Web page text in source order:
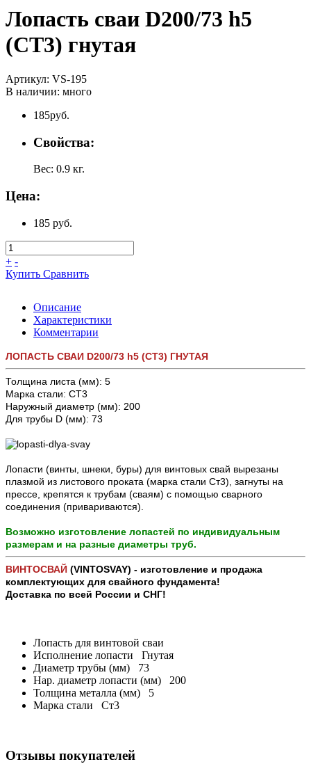
Лопасть сваи D200/73 h5
(СТ3) гнутая
Артикул: VS-195
В наличии: много
185руб.
Свойства:
Вес: 0.9 кг.
Цена:
185 руб.
+ -
Купить Сравнить
Описание
Характеристики
Комментарии
ЛОПАСТЬ СВАИ D200/73 h5 (СТ3) ГНУТАЯ
Толщина листа (мм): 5
Марка стали: СТ3
Наружный диаметр (мм): 200
Для трубы D (мм): 73
Лопасти (винты, шнеки, буры) для винтовых свай вырезаны
плазмой из листового проката (марка стали Ст3), загнуты на
прессе, крепятся к трубам (сваям) с помощью сварного
соединения (привариваются).
Возможно изготовление лопастей по индивидуальным
размерам и на разные диаметры труб.
ВИНТОСВАЙ (VINTOSVAY) - изготовление и продажа
комплектующих для свайного фундамента!
Доставка по всей России и СНГ!
Лопасть для винтовой сваи
Исполнение лопасти
Гнутая
Диаметр трубы (мм)
73
Нар. диаметр лопасти (мм)
200
Толщина металла (мм)
5
Марка стали
Ст3
Отзывы покупателей